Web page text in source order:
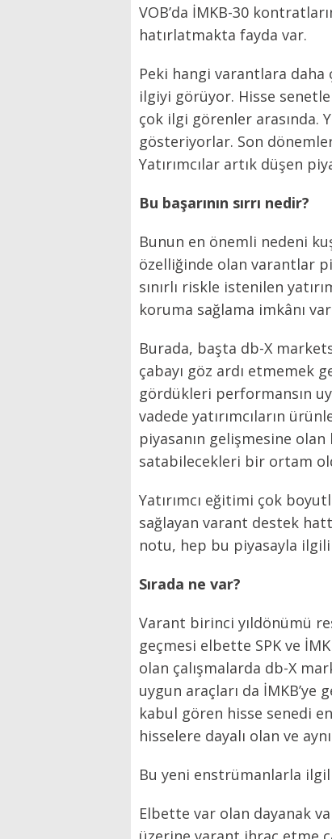
VOB’da İMKB-30
hatırlatmakta fayda var.
Peki hangi varantlara daha
ilgiyi görüyor. Hisse
çok ilgi görenler arasında.
gösteriyorlar. Son
Yatırımcılar artık düşen
Bu başarının sırrı nedir?
Bunun en önemli nedeni
özelliğinde olan varantlar
sınırlı riskle istenilen
koruma sağlama imkânı
Burada, başta db-X
çabayı göz ardı etmemek
gördükleri performansın
vadede yatırımcıların
piyasanın gelişmesine olan
satabilecekleri bir ortam
Yatırımcı eğitimi çok
sağlayan varant destek
notu, hep bu piyasayla
Sırada ne var?
Varant birinci yıldönümü
geçmesi elbette SPK ve
olan çalışmalarda db-X
uygun araçları da İMKB’ye
kabul gören hisse senedi
hisselere dayalı olan ve
Bu yeni enstrümanlarla ilgili
Elbette var olan dayanak